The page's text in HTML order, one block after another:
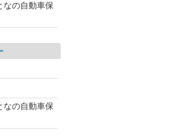
なの自動車保
なの自動車保